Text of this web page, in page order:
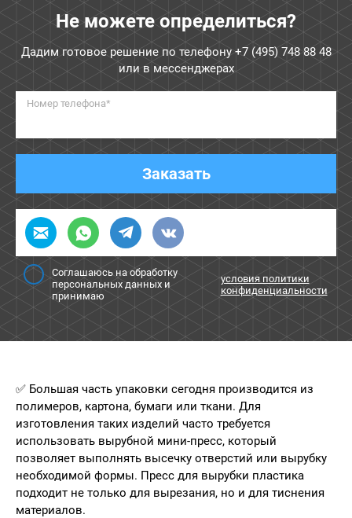
Не можете определиться?
Дадим готовое решение по телефону +7 (495) 748 88 48
или в мессенджерах
Номер телефона*
Заказать
Соглашаюсь на обработку
персональных данных и
принимаю
условия политики
конфиденциальности
✅ Большая часть упаковки сегодня производится из
полимеров, картона, бумаги или ткани. Для
изготовления таких изделий часто требуется
использовать вырубной мини-пресс, который
позволяет выполнять высечку отверстий или вырубку
необходимой формы. Пресс для вырубки пластика
подходит не только для вырезания, но и для тиснения
материалов.